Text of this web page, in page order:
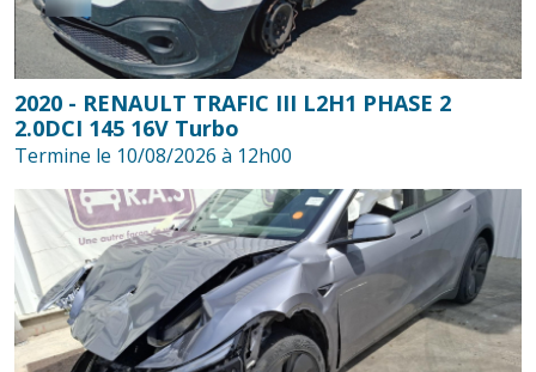
2020 - RENAULT TRAFIC III L2H1 PHASE 2
2.0DCI 145 16V Turbo
Termine le 10/08/2026 à 12h00